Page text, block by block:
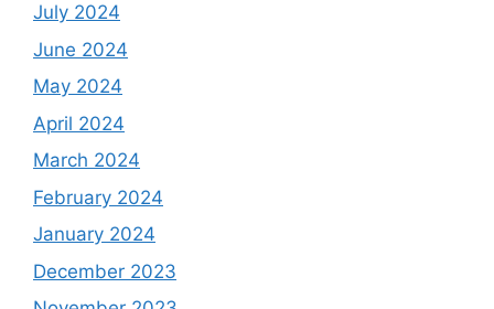
July 2024
June 2024
May 2024
April 2024
March 2024
February 2024
January 2024
December 2023